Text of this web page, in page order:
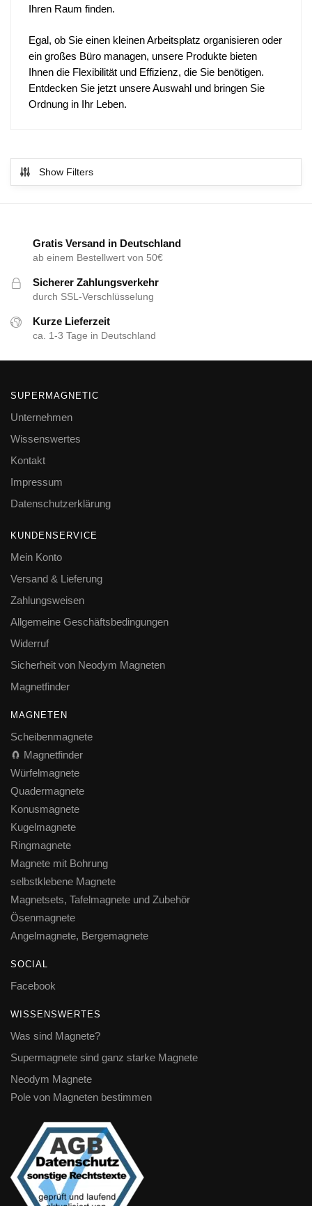
Ihren Raum finden.
Egal, ob Sie einen kleinen Arbeitsplatz organisieren oder
ein großes Büro managen, unsere Produkte bieten
Ihnen die Flexibilität und Effizienz, die Sie benötigen.
Entdecken Sie jetzt unsere Auswahl und bringen Sie
Ordnung in Ihr Leben.
Show Filters
Gratis Versand in Deutschland
ab einem Bestellwert von 50€
Sicherer Zahlungsverkehr
durch SSL-Verschlüsselung
Kurze Lieferzeit
ca. 1-3 Tage in Deutschland
SUPERMAGNETIC
Unternehmen
Wissenswertes
Kontakt
Impressum
Datenschutzerklärung
KUNDENSERVICE
Mein Konto
Versand & Lieferung
Zahlungsweisen
Allgemeine Geschäftsbedingungen
Widerruf
Sicherheit von Neodym Magneten
Magnetfinder
MAGNETEN
Scheibenmagnete
🧲 Magnetfinder
Würfelmagnete
Quadermagnete
Konusmagnete
Kugelmagnete
Ringmagnete
Magnete mit Bohrung
selbstklebene Magnete
Magnetsets, Tafelmagnete und Zubehör
Ösenmagnete
Angelmagnete, Bergemagnete
SOCIAL
Facebook
WISSENSWERTES
Was sind Magnete?
Supermagnete sind ganz starke Magnete
Neodym Magnete
Pole von Magneten bestimmen